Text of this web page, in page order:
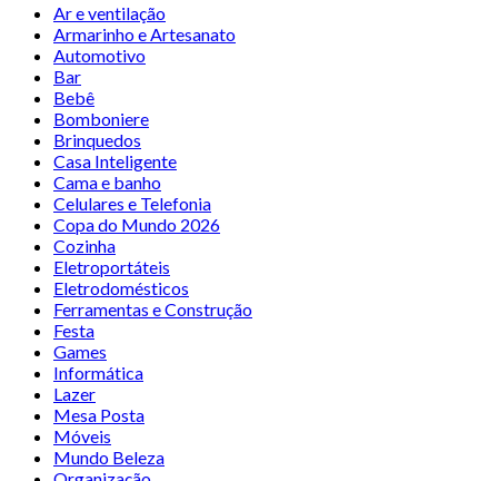
Ar e ventilação
Armarinho e Artesanato
Automotivo
Bar
Bebê
Bomboniere
Brinquedos
Casa Inteligente
Cama e banho
Celulares e Telefonia
Copa do Mundo 2026
Cozinha
Eletroportáteis
Eletrodomésticos
Ferramentas e Construção
Festa
Games
Informática
Lazer
Mesa Posta
Móveis
Mundo Beleza